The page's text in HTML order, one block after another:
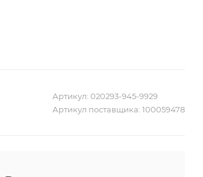
Артикул: 020293-945-9929
Артикул поставщика: 100059478